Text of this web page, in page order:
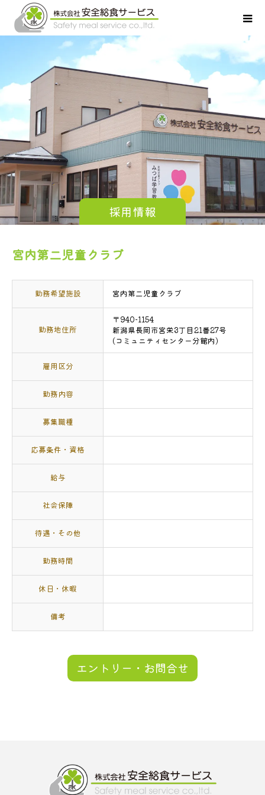
採用情報
宮内第二児童クラブ
勤務希望施設 宮内第二児童クラブ
勤務地住所
〒940-1154
新潟県長岡市宮栄3丁目21番27号
(コミュニティセンター分館内)
雇用区分
勤務内容
募集職種
応募条件・資格
給与
社会保障
待遇・その他
勤務時間
休日・休暇
備考
エントリー・お問合せ